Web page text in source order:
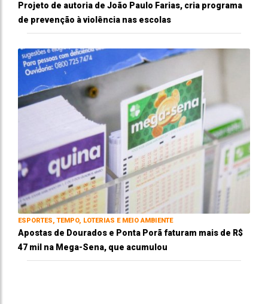
Projeto de autoria de João Paulo Farias, cria programa
de prevenção à violência nas escolas
ESPORTES, TEMPO, LOTERIAS E MEIO AMBIENTE
Apostas de Dourados e Ponta Porã faturam mais de R$
47 mil na Mega-Sena, que acumulou